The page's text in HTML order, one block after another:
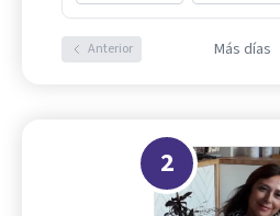
Anterior Más días
2